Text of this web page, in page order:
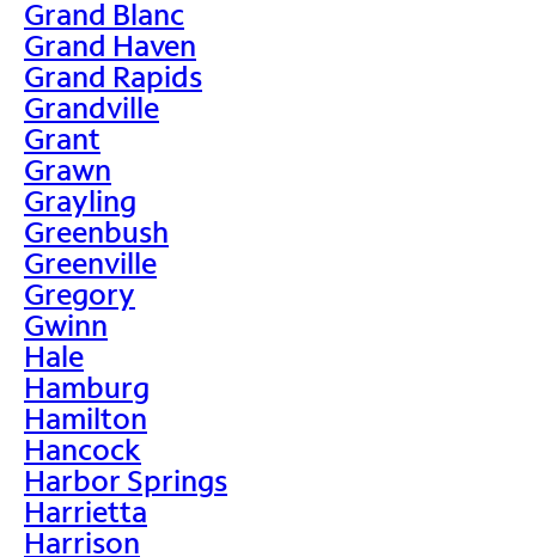
Grand Blanc
Grand Haven
Grand Rapids
Grandville
Grant
Grawn
Grayling
Greenbush
Greenville
Gregory
Gwinn
Hale
Hamburg
Hamilton
Hancock
Harbor Springs
Harrietta
Harrison